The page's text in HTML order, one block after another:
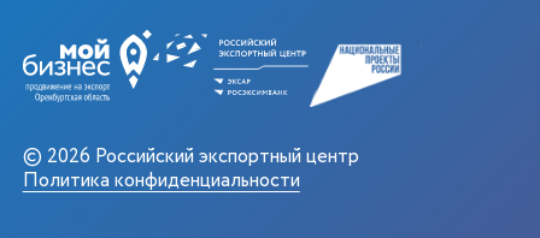
© 2026 Российский экспортный центр
Политика конфиденциальности